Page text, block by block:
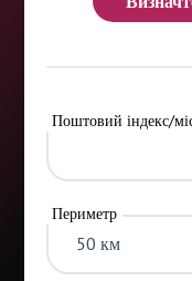
Поштовий індекс/
Периметр
50 км